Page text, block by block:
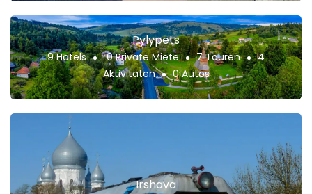
Pylypets
9 Hotels 0 Private Miete 7 Touren
4
Aktivitäten
0 Autos
Irshava